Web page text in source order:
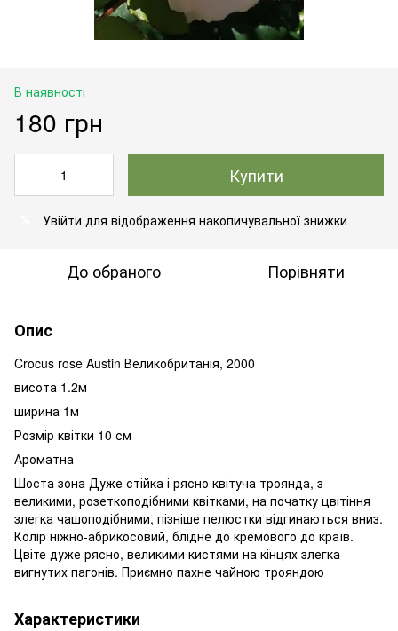
В наявності
180 грн
Купити
Увійти для відображення накопичувальної знижки
До обраного Порівняти
Опис
Crocus rose Austin Великобританія, 2000
висота 1.2м
ширина 1м
Розмір квітки 10 см
Ароматна
Шоста зона Дуже стійка і рясно квітуча троянда, з
великими, розеткоподібними квітками, на початку цвітіння
злегка чашоподібними, пізніше пелюстки відгинаються вниз.
Колір ніжно-абрикосовий, блідне до кремового до країв.
Цвіте дуже рясно, великими кистями на кінцях злегка
вигнутих пагонів. Приємно пахне чайною трояндою
Характеристики